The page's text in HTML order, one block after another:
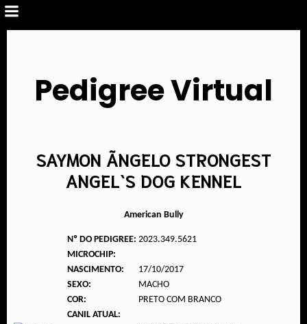
Pedigree Virtual
SAYMON ÃNGELO STRONGEST
ANGEL`S DOG KENNEL
American Bully
Nº DO PEDIGREE: 2023.349.5621
MICROCHIP:
NASCIMENTO:
17/10/2017
SEXO:
MACHO
COR:
PRETO COM BRANCO
CANIL ATUAL: